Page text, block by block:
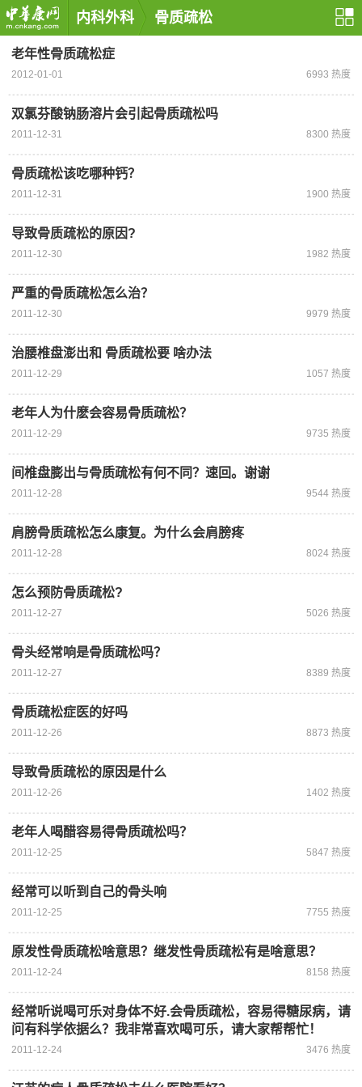
内科外科 骨质疏松
老年性骨质疏松症
2012-01-01 6993 热度
双氯芬酸钠肠溶片会引起骨质疏松吗
2011-12-31 8300 热度
骨质疏松该吃哪种钙？
2011-12-31 1900 热度
导致骨质疏松的原因?
2011-12-30 1982 热度
严重的骨质疏松怎么治？
2011-12-30 9979 热度
治腰椎盘澎出和 骨质疏松要 啥办法
2011-12-29 1057 热度
老年人为什麽会容易骨质疏松？
2011-12-29 9735 热度
间椎盘膨出与骨质疏松有何不同？速回。谢谢
2011-12-28 9544 热度
肩膀骨质疏松怎么康复。为什么会肩膀疼
2011-12-28 8024 热度
怎么预防骨质疏松?
2011-12-27 5026 热度
骨头经常响是骨质疏松吗？
2011-12-27 8389 热度
骨质疏松症医的好吗
2011-12-26 8873 热度
导致骨质疏松的原因是什么
2011-12-26 1402 热度
老年人喝醋容易得骨质疏松吗？
2011-12-25 5847 热度
经常可以听到自己的骨头响
2011-12-25 7755 热度
原发性骨质疏松啥意思？继发性骨质疏松有是啥意思？
2011-12-24 8158 热度
经常听说喝可乐对身体不好.会骨质疏松，容易得糖尿病，请
问有科学依据么？我非常喜欢喝可乐，请大家帮帮忙！
2011-12-24 3476 热度